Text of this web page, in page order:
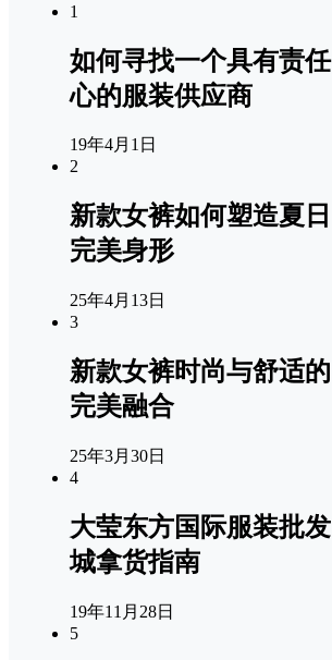
1
如何寻找一个具有责任
心的服装供应商
19年4月1日
2
新款女裤如何塑造夏日
完美身形
25年4月13日
3
新款女裤时尚与舒适的
完美融合
25年3月30日
4
大莹东方国际服装批发
城拿货指南
19年11月28日
5